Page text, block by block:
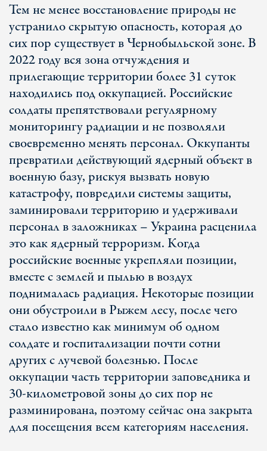
Тем не менее восстановление природы не
устранило скрытую опасность, которая до
сих пор существует в Чернобыльской зоне. В
2022 году вся зона отчуждения и
прилегающие территории более 31 суток
находились под оккупацией. Российские
солдаты препятствовали регулярному
мониторингу радиации и не позволяли
своевременно менять персонал. Оккупанты
превратили действующий ядерный объект в
военную базу, рискуя вызвать новую
катастрофу, повредили системы защиты,
заминировали территорию и удерживали
персонал в заложниках – Украина расценила
это как ядерный терроризм. Когда
российские военные укрепляли позиции,
вместе с землей и пылью в воздух
поднималась радиация. Некоторые позиции
они обустроили в Рыжем лесу, после чего
стало известно как минимум об одном
солдате и госпитализации почти сотни
других с лучевой болезнью. После
оккупации часть территории заповедника и
30-километровой зоны до сих пор не
разминирована, поэтому сейчас она закрыта
для посещения всем категориям населения.